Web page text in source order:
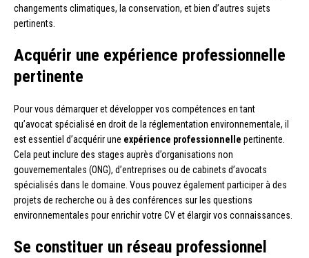
changements climatiques, la conservation, et bien d’autres sujets
pertinents.
Acquérir une expérience professionnelle
pertinente
Pour vous démarquer et développer vos compétences en tant
qu’avocat spécialisé en droit de la réglementation environnementale, il
est essentiel d’acquérir une expérience professionnelle pertinente.
Cela peut inclure des stages auprès d’organisations non
gouvernementales (ONG), d’entreprises ou de cabinets d’avocats
spécialisés dans le domaine. Vous pouvez également participer à des
projets de recherche ou à des conférences sur les questions
environnementales pour enrichir votre CV et élargir vos connaissances.
Se constituer un réseau professionnel